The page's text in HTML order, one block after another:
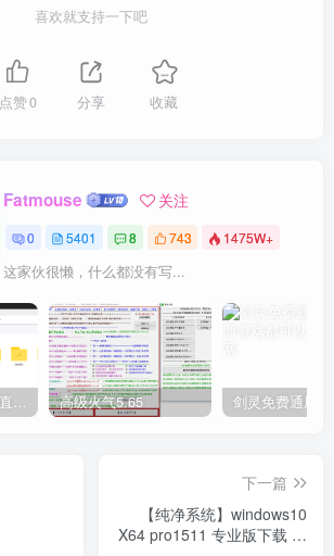
喜欢就支持一下吧
点赞0 分享 收藏
Fatmouse 关注
0 5401 8 743 1475W+
这家伙很懒，什么都没有写...
天翼云解析：文件直链获取源码 高级火气5.65
下一篇
【纯净系统】windows10
X64 pro1511 专业版下载 免